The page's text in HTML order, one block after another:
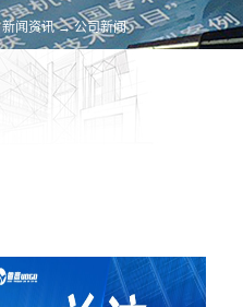
新闻资讯 → 公司新闻